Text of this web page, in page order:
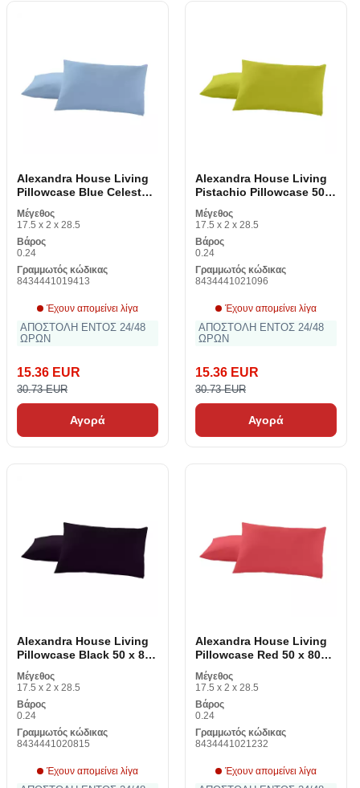
Alexandra House Living
Pillowcase Blue Celeste
50 x 80 cm (2 κομμάτια)
Μέγεθος
17.5 x 2 x 28.5
Βάρος
0.24
Γραμμωτός κώδικας
8434441019413
Έχουν απομείνει λίγα
ΑΠΟΣΤΟΛΗ ΕΝΤΟΣ 24/48
ΩΡΩΝ
15.36 EUR
30.73 EUR
Αγορά
Alexandra House Living
Pistachio Pillowcase 50 x
80 cm (2 κομμάτια)
Μέγεθος
17.5 x 2 x 28.5
Βάρος
0.24
Γραμμωτός κώδικας
8434441021096
Έχουν απομείνει λίγα
ΑΠΟΣΤΟΛΗ ΕΝΤΟΣ 24/48
ΩΡΩΝ
15.36 EUR
30.73 EUR
Αγορά
Alexandra House Living
Pillowcase Black 50 x 80
cm (2 κομμάτια)
Μέγεθος
17.5 x 2 x 28.5
Βάρος
0.24
Γραμμωτός κώδικας
8434441020815
Έχουν απομείνει λίγα
Alexandra House Living
Pillowcase Red 50 x 80
cm (2 κομμάτια)
Μέγεθος
17.5 x 2 x 28.5
Βάρος
0.24
Γραμμωτός κώδικας
8434441021232
Έχουν απομείνει λίγα